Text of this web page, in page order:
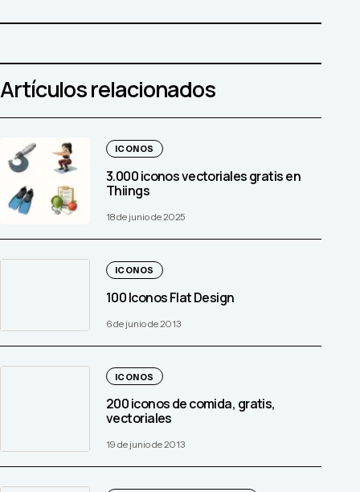
Artículos relacionados
ICONOS
3.000 iconos vectoriales gratis en
Thiings
18 de junio de 2025
ICONOS
100 Iconos Flat Design
6 de junio de 2013
ICONOS
200 iconos de comida, gratis,
vectoriales
19 de junio de 2013